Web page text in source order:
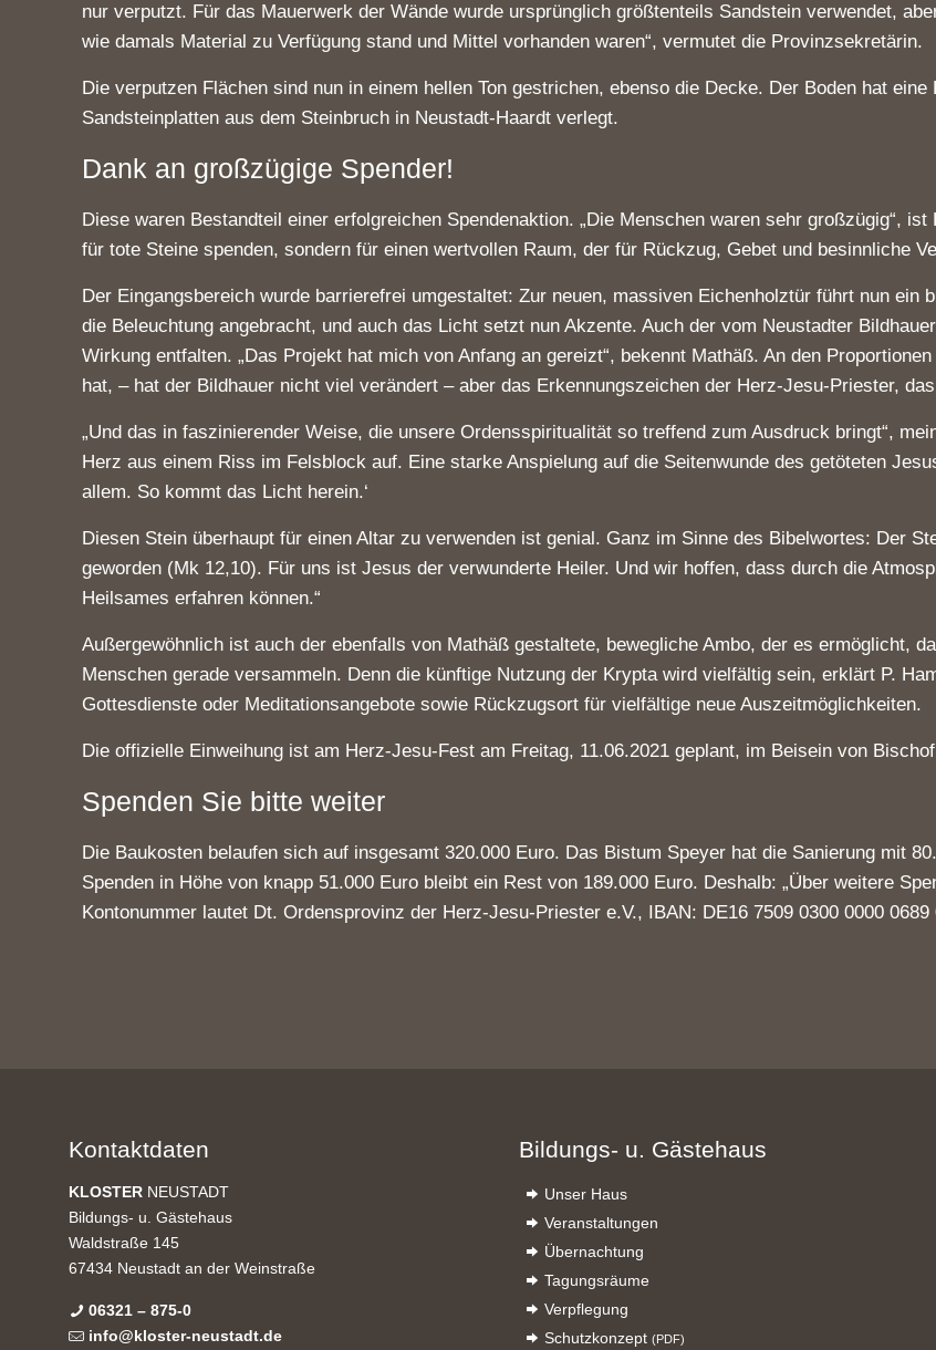
nur verputzt. Für das Mauerwerk der Wände wurde ursprünglich größtenteils Sandstein verwendet,
wie damals Material zu Verfügung stand und Mittel vorhanden waren“, vermutet die Provinzsekretärin.
Die verputzen Flächen sind nun in einem hellen Ton gestrichen, ebenso die Decke. Der Boden hat
Sandsteinplatten aus dem Steinbruch in Neustadt-Haardt verlegt.
Dank an großzügige Spender!
Diese waren Bestandteil einer erfolgreichen Spendenaktion. „Die Menschen waren sehr großzügig“,
für tote Steine spenden, sondern für einen wertvollen Raum, der für Rückzug, Gebet und besinnliche
Der Eingangsbereich wurde barrierefrei umgestaltet: Zur neuen, massiven Eichenholztür führt nun ein
die Beleuchtung angebracht, und auch das Licht setzt nun Akzente. Auch der vom Neustadter
Wirkung entfalten. „Das Projekt hat mich von Anfang an gereizt“, bekennt Mathäß. An den
hat, – hat der Bildhauer nicht viel verändert – aber das Erkennungszeichen der Herz-Jesu-Priester,
„Und das in faszinierender Weise, die unsere Ordensspiritualität so treffend zum Ausdruck bringt“,
Herz aus einem Riss im Felsblock auf. Eine starke Anspielung auf die Seitenwunde des getöteten
allem. So kommt das Licht herein.‘
Diesen Stein überhaupt für einen Altar zu verwenden ist genial. Ganz im Sinne des Bibelwortes: Der
geworden (Mk 12,10). Für uns ist Jesus der verwunderte Heiler. Und wir hoffen, dass durch die
Heilsames erfahren können.“
Außergewöhnlich ist auch der ebenfalls von Mathäß gestaltete, bewegliche Ambo, der es ermöglicht,
Menschen gerade versammeln. Denn die künftige Nutzung der Krypta wird vielfältig sein, erklärt P.
Gottesdienste oder Meditationsangebote sowie Rückzugsort für vielfältige neue Auszeitmöglichkeiten.
Die offizielle Einweihung ist am Herz-Jesu-Fest am Freitag, 11.06.2021 geplant, im Beisein von
Spenden Sie bitte weiter
Die Baukosten belaufen sich auf insgesamt 320.000 Euro. Das Bistum Speyer hat die Sanierung mit
Spenden in Höhe von knapp 51.000 Euro bleibt ein Rest von 189.000 Euro. Deshalb: „Über weitere
Kontonummer lautet Dt. Ordensprovinz der Herz-Jesu-Priester e.V., IBAN: DE16 7509 0300 0000
Kontaktdaten
KLOSTER NEUSTADT
Bildungs- u. Gästehaus
Waldstraße 145
67434 Neustadt an der Weinstraße
06321 – 875-0
info@kloster-neustadt.de
Bildungs- u. Gästehaus
Unser Haus
Veranstaltungen
Übernachtung
Tagungsräume
Verpflegung
Schutzkonzept (PDF)